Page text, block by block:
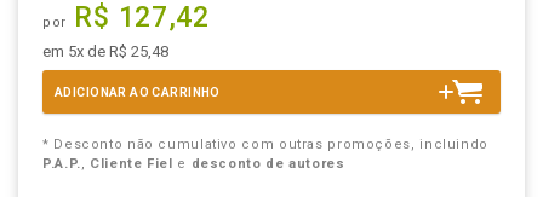
por R$ 127,42
em 5x de R$ 25,48
ADICIONAR AO CARRINHO
* Desconto não cumulativo com outras promoções, incluindo
P.A.P., Cliente Fiel e desconto de autores